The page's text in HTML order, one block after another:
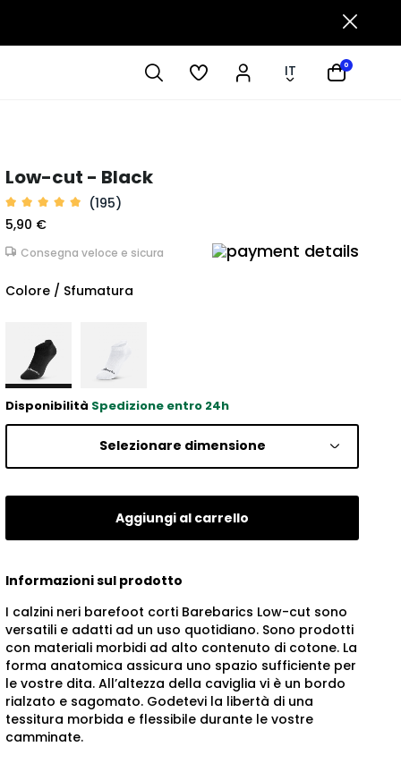
IT 0
Low-cut - Black
(195)
5,90 €
Consegna veloce e sicura
Colore / Sfumatura
Disponibilità Spedizione entro 24h
Selezionare dimensione
Aggiungi al carrello
Informazioni sul prodotto
I calzini neri barefoot corti Barebarics Low-cut sono
versatili e adatti ad un uso quotidiano. Sono prodotti
con materiali morbidi ad alto contenuto di cotone. La
forma anatomica assicura uno spazio sufficiente per
le vostre dita. All’altezza della caviglia vi è un bordo
rialzato e sagomato. Godetevi la libertà di una
tessitura morbida e flessibile durante le vostre
camminate.